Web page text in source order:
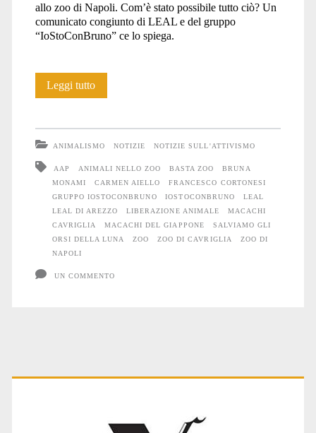
allo zoo di Napoli. Com’è stato possibile tutto ciò? Un
comunicato congiunto di LEAL e del gruppo
“IoStoConBruno” ce lo spiega.
Leggi tuttoItalia-
da
un
lager
ANIMALISMO NOTIZIE NOTIZIE SULL'ATTIVISMO
AAP ANIMALI NELLO ZOO BASTA ZOO
BRUNA
MONAMI
CARMEN AIELLO
FRANCESCO CORTONESI
GRUPPO IOSTOCONBRUNO
IOSTOCONBRUNO
LEAL
LEAL DI AREZZO
LIBERAZIONE ANIMALE
MACACHI
CAVRIGLIA
MACACHI DEL GIAPPONE
SALVIAMO GLI
ORSI DELLA LUNA
ZOO ZOO DI CAVRIGLIA
ZOO DI
NAPOLI
UN COMMENTO
Primary